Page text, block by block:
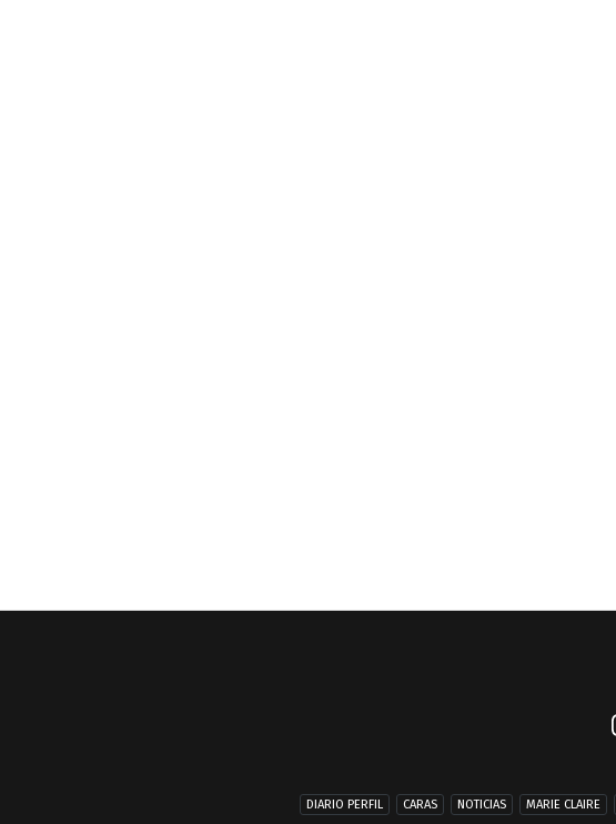
DIARIO PERFIL CARAS NOTICIAS MARIE CLAIRE